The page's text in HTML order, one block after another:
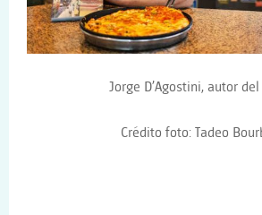
Jorge D’Agostini, autor
Crédito foto: Tadeo